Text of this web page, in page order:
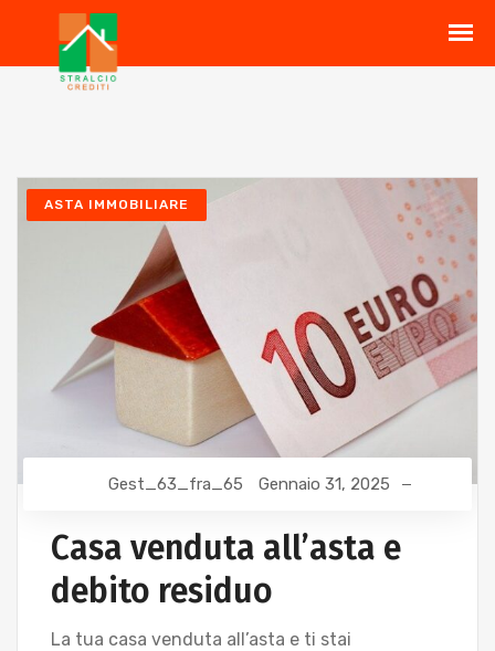
ASTA IMMOBILIARE
Gest_63_fra_65 Gennaio 31, 2025
Casa venduta all’asta e
debito residuo
La tua casa venduta all’asta e ti stai